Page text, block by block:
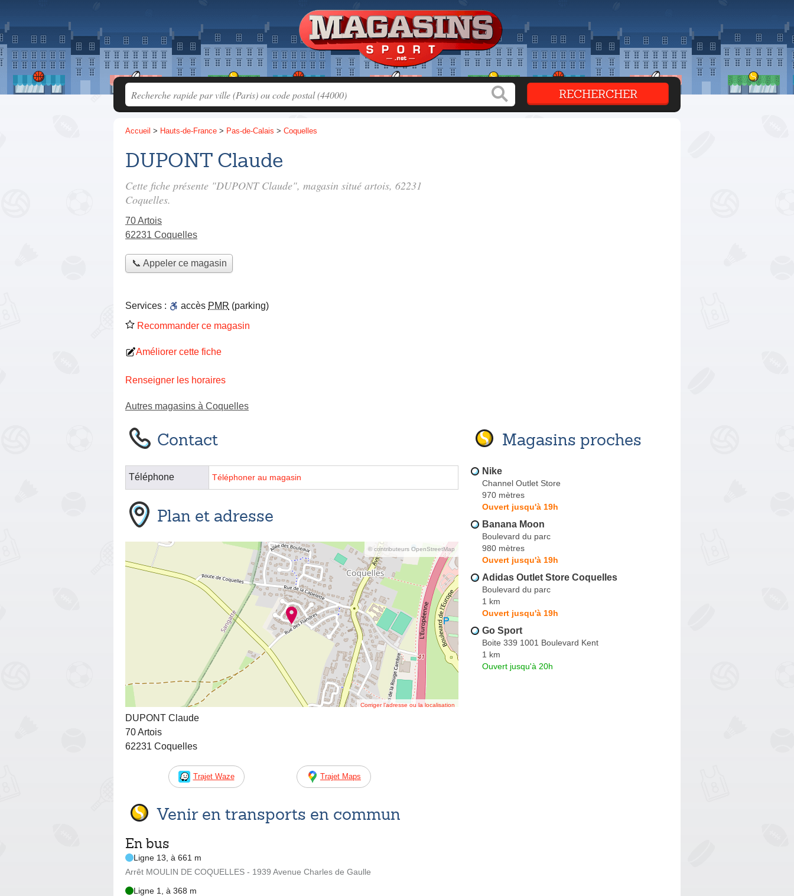
Accueil > Hauts-de-France > Pas-de-Calais > Coquelles
DUPONT Claude
Cette fiche présente "DUPONT Claude", magasin situé artois, 62231
Coquelles.
70 Artois
62231 Coquelles
📞 Appeler ce magasin
Services : accès PMR (parking)
Recommander ce magasin
Améliorer cette fiche
Renseigner les horaires
Autres magasins à Coquelles
Contact
Téléphone Téléphoner au magasin
Plan et adresse
© contributeurs OpenStreetMap
Corriger l’adresse ou la localisation
DUPONT Claude
70 Artois
62231 Coquelles
Trajet Waze Trajet Maps
Venir en transports en commun
En bus
Ligne 13, à 661 m
Arrêt MOULIN DE COQUELLES - 1939 Avenue Charles de Gaulle
Ligne 1, à 368 m
Magasins proches
Nike
Channel Outlet Store
970 mètres
Ouvert jusqu'à 19h
Banana Moon
Boulevard du parc
980 mètres
Ouvert jusqu'à 19h
Adidas Outlet Store Coquelles
Boulevard du parc
1 km
Ouvert jusqu'à 19h
Go Sport
Boite 339 1001 Boulevard Kent
1 km
Ouvert jusqu'à 20h